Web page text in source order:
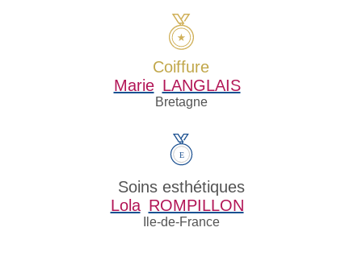
Coiffure
Marie LANGLAIS
Bretagne
Soins esthétiques
Lola ROMPILLON
Ile-de-France